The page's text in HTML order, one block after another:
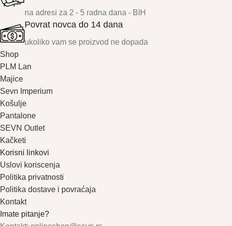
na adresi za 2 - 5 radna dana - BIH
Povrat novca do 14 dana
ukoliko vam se proizvod ne dopada
Shop
PLM Lan
Majice
Sevn Imperium
Košulje
Pantalone
SEVN Outlet
Kačketi
Korisni linkovi
Uslovi koriscenja
Politika privatnosti
Politika dostave i povraćaja
Kontakt
Imate pitanje?